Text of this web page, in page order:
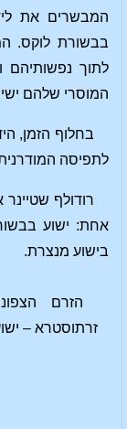
המבשרים את
בבשורת לוקס.
לתוך נפשותיהם
המוסרי שלהם
בחלוף הזמן,
לתפיסה
רודולף שטיינר
אחת: ישוע
בישוע מנצרת.
הזרם
זרתוסטרא –